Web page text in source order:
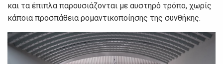
και τα έπιπλα παρουσιάζονται με αυστηρό τρόπο, χωρίς
κάποια προσπάθεια ρομαντικοποίησης της συνθήκης.